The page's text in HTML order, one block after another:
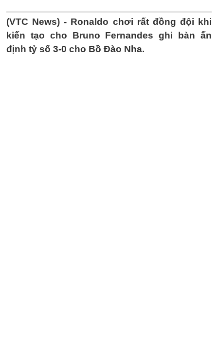
(VTC News) - Ronaldo chơi rất đồng đội khi
kiến tạo cho Bruno Fernandes ghi bàn ấn
định tỷ số 3-0 cho Bồ Đào Nha.